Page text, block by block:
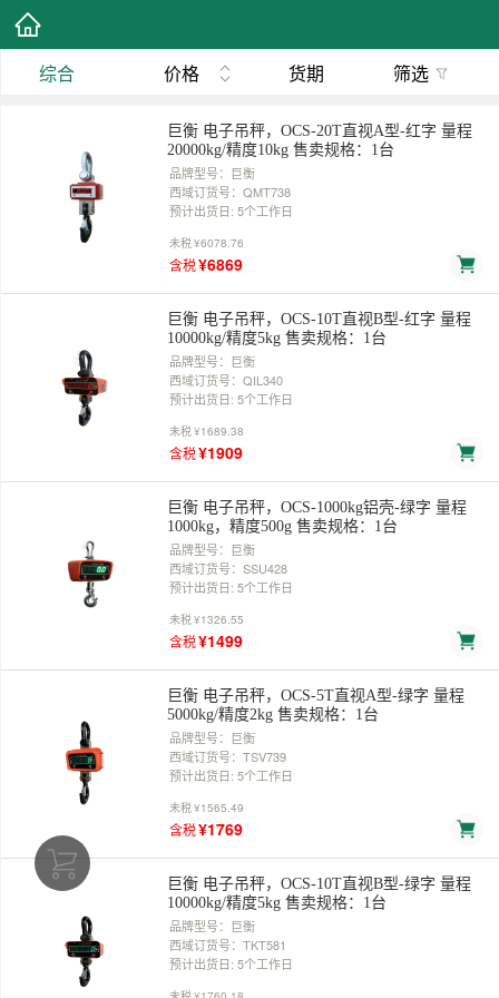
综合 价格 货期 筛选
巨衡 电子吊秤，OCS-20T直视A型-红字 量程
20000kg/精度10kg 售卖规格：1台
品牌型号：巨衡
西域订货号：QMT738
预计出货日: 5个工作日
未税¥6078.76
含税¥6869
巨衡 电子吊秤，OCS-10T直视B型-红字 量程
10000kg/精度5kg 售卖规格：1台
品牌型号：巨衡
西域订货号：QIL340
预计出货日: 5个工作日
未税¥1689.38
含税¥1909
巨衡 电子吊秤，OCS-1000kg铝壳-绿字 量程
1000kg，精度500g 售卖规格：1台
品牌型号：巨衡
西域订货号：SSU428
预计出货日: 5个工作日
未税¥1326.55
含税¥1499
巨衡 电子吊秤，OCS-5T直视A型-绿字 量程
5000kg/精度2kg 售卖规格：1台
品牌型号：巨衡
西域订货号：TSV739
预计出货日: 5个工作日
未税¥1565.49
含税¥1769
巨衡 电子吊秤，OCS-10T直视B型-绿字 量程
10000kg/精度5kg 售卖规格：1台
品牌型号：巨衡
西域订货号：TKT581
预计出货日: 5个工作日